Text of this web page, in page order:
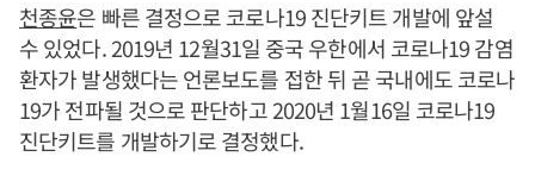
천종윤은 빠른 결정으로 코로나19 진단키트 개발에 앞설
수 있었다. 2019년 12월31일 중국 우한에서 코로나19 감염
환자가 발생했다는 언론보도를 접한 뒤 곧 국내에도 코로나
19가 전파될 것으로 판단하고 2020년 1월16일 코로나19
진단키트를 개발하기로 결정했다.